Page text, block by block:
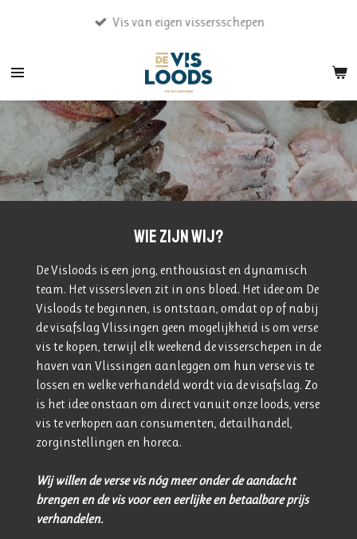
de
Vis van eigen vissersschepen
Wie zijn wij?
De Visloods is een jong, enthousiast en dynamisch
team. Het vissersleven zit in ons bloed. Het idee om De
Visloods te beginnen, is ontstaan, omdat op of nabij
de visafslag Vlissingen geen mogelijkheid is om verse
vis te kopen, terwijl elk weekend de visserschepen in de
haven van Vlissingen aanleggen om hun verse vis te
lossen en welke verhandeld wordt via de visafslag. Zo
is het idee onstaan om direct vanuit onze loods, verse
vis te verkopen aan consumenten, detailhandel,
zorginstellingen en horeca.
Wij willen de verse vis nóg meer onder de aandacht
brengen en de vis voor een eerlijke en betaalbare prijs
verhandelen.